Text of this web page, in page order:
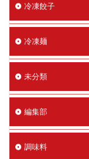
冷凍餃子
冷凍麺
未分類
編集部
調味料